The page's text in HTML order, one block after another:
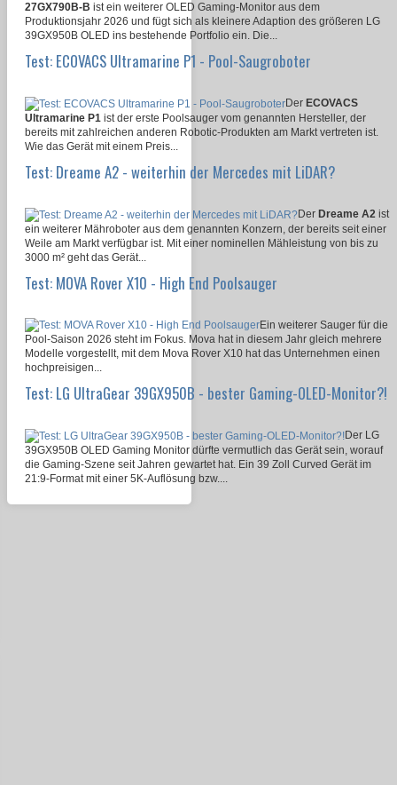
27GX790B-B ist ein weiterer OLED Gaming-Monitor aus dem
Produktionsjahr 2026 und fügt sich als kleinere Adaption des größeren LG
39GX950B OLED ins bestehende Portfolio ein. Die...
Test: ECOVACS Ultramarine P1 - Pool-Saugroboter
Der ECOVACS
Ultramarine P1 ist der erste Poolsauger vom genannten Hersteller, der
bereits mit zahlreichen anderen Robotic-Produkten am Markt vertreten ist.
Wie das Gerät mit einem Preis...
Test: Dreame A2 - weiterhin der Mercedes mit LiDAR?
Der Dreame A2 ist
ein weiterer Mähroboter aus dem genannten Konzern, der bereits seit einer
Weile am Markt verfügbar ist. Mit einer nominellen Mähleistung von bis zu
3000 m² geht das Gerät...
Test: MOVA Rover X10 - High End Poolsauger
Ein weiterer Sauger für die
Pool-Saison 2026 steht im Fokus. Mova hat in diesem Jahr gleich mehrere
Modelle vorgestellt, mit dem Mova Rover X10 hat das Unternehmen einen
hochpreisigen...
Test: LG UltraGear 39GX950B - bester Gaming-OLED-Monitor?!
Der LG
39GX950B OLED Gaming Monitor dürfte vermutlich das Gerät sein, worauf
die Gaming-Szene seit Jahren gewartet hat. Ein 39 Zoll Curved Gerät im
21:9-Format mit einer 5K-Auflösung bzw....